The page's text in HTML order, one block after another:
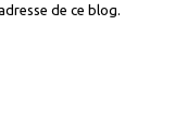
de ce blog.